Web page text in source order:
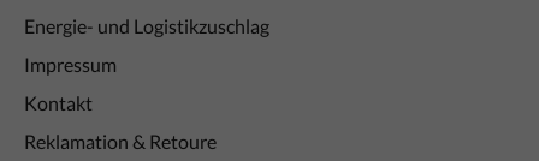
Energie- und Logistikzuschlag
Impressum
Kontakt
Reklamation & Retoure